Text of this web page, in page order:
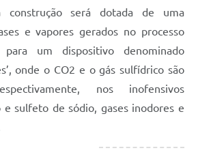
construção será dotada de uma
e vapores gerados no processo
para um dispositivo denominado
onde o CO2 e o gás sulfídrico são
nos inofensivos
sulfeto de sódio, gases inodores e